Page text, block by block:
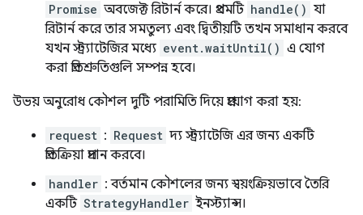
Promise অবজেক্ট রিটার্ন করে। প্রথমটি handle() যা
রিটার্ন করে তার সমতুল্য এবং দ্বিতীয়টি তখন সমাধান করবে
যখন স্ট্র্যাটেজির মধ্যে event.waitUntil() এ যোগ
করা প্রতিশ্রুতিগুলি সম্পন্ন হবে।
উভয় অনুরোধ কৌশল দুটি পরামিতি দিয়ে প্রয়োগ করা হয়:
request : Request দ্য স্ট্র্যাটেজি এর জন্য একটি
প্রতিক্রিয়া প্রদান করবে।
handler : বর্তমান কৌশলের জন্য স্বয়ংক্রিয়ভাবে তৈরি
একটি StrategyHandler ইনস্ট্যান্স।